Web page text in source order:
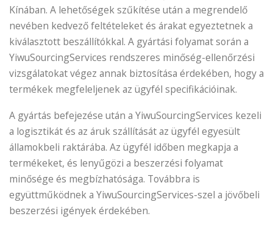
Kínában. A lehetőségek szűkítése után a megrendelő
nevében kedvező feltételeket és árakat egyeztetnek a
kiválasztott beszállítókkal. A gyártási folyamat során a
YiwuSourcingServices rendszeres minőség-ellenőrzési
vizsgálatokat végez annak biztosítása érdekében, hogy a
termékek megfeleljenek az ügyfél specifikációinak.
A gyártás befejezése után a YiwuSourcingServices kezeli
a logisztikát és az áruk szállítását az ügyfél egyesült
államokbeli raktárába. Az ügyfél időben megkapja a
termékeket, és lenyűgözi a beszerzési folyamat
minősége és megbízhatósága. Továbbra is
együttműködnek a YiwuSourcingServices-szel a jövőbeli
beszerzési igények érdekében.